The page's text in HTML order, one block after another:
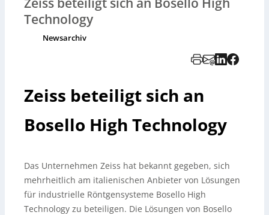
Technology
Newsarchiv
Zeiss beteiligt sich an
Bosello High Technology
Das Unternehmen Zeiss hat bekannt gegeben, sich
mehrheitlich am italienischen Anbieter von Lösungen
für industrielle Röntgensysteme Bosello High
Technology zu beteiligen. Die Lösungen von Bosello